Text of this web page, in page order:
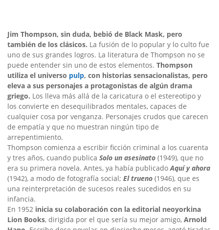
Jim Thompson, sin duda, bebió de Black Mask, pero
también de los clásicos. La fusión de lo popular y lo culto fue
uno de sus grandes logros. La literatura de Thompson no se
puede entender sin uno de estos elementos. Thompson
utiliza el universo pulp, con historias sensacionalistas, pero
eleva a sus personajes a protagonistas de algún drama
griego. Los lleva más allá de la caricatura o el estereotipo y
los convierte en desequilibrados mentales, capaces de
cualquier cosa por venganza. Personajes crudos que carecen
de empatía y que no muestran ningún tipo de
arrepentimiento.
Thompson comienza a escribir ficción criminal a los cuarenta
y tres años, cuando publica Solo un asesinato (1949), que no
era su primera novela. Antes, ya había publicado Aquí y ahora
(1942), a modo de fotografía social; El trueno (1946), que es
una reinterpretación de sucesos reales sucedidos en su
infancia.
En 1952 inicia su colaboración con la editorial neoyorkina
Lion Books, dirigida por el que sería su mejor amigo, Arnold